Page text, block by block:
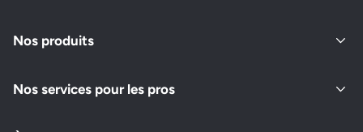
Nos produits
Nos services pour les pros